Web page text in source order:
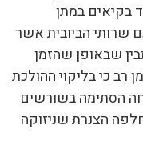
בקיאים במתן
שרותי הביובית אשר
שבאופן שהזמן
רב כי בליקוי ההולכת
הסתימה בשורשים
הצנרת שניזוקה